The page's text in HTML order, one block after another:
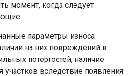
момент, когда следует
параметры износа
на них повреждений в
потертостей, наличие
вследствие появления